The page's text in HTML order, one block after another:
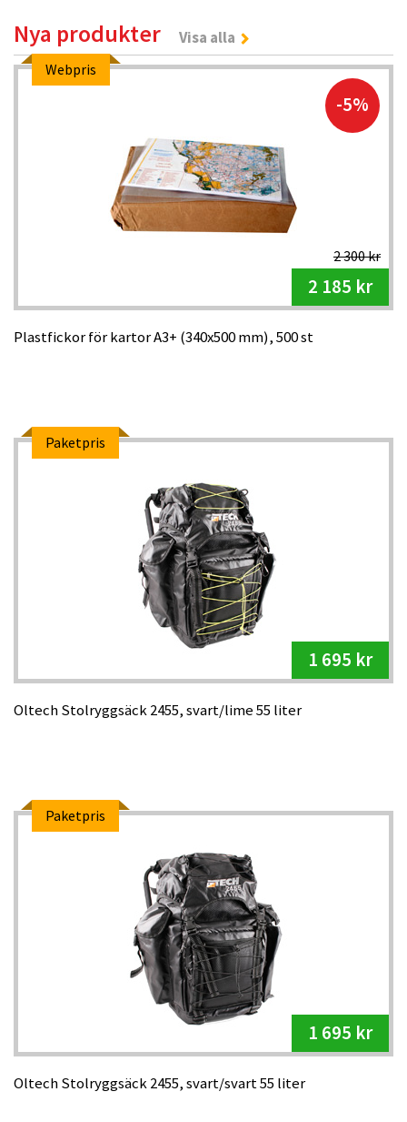
Nya produkter Visa alla
Webpris
-5%
2 300 kr
2 185 kr
Plastfickor för kartor A3+ (340x500 mm), 500 st
Paketpris
1 695 kr
Oltech Stolryggsäck 2455, svart/lime 55 liter
Paketpris
1 695 kr
Oltech Stolryggsäck 2455, svart/svart 55 liter